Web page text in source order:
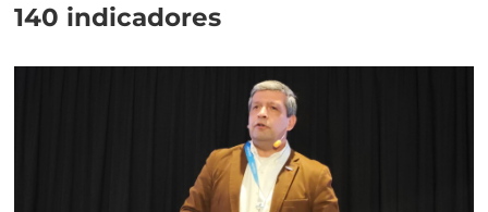
140 indicadores